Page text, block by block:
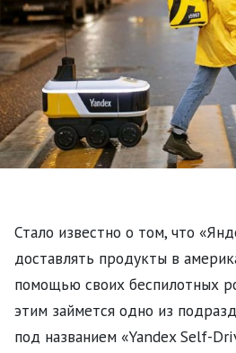
Стало известно о том, что
доставлять продукты в
помощью своих беспилотных
этим займется одно из
под названием «Yandex Self-